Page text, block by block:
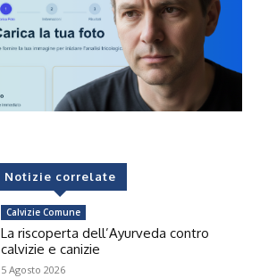
Notizie correlate
Calvizie Comune
La riscoperta dell’Ayurveda contro
calvizie e canizie
5 Agosto 2026